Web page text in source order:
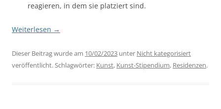
reagieren, in dem sie platziert sind.
Weiterlesen →
Dieser Beitrag wurde am 10/02/2023 unter Nicht kategorisiert
veröffentlicht. Schlagwörter: Kunst, Kunst-Stipendium, Residenzen.